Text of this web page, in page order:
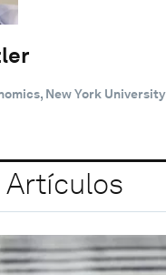
New York University